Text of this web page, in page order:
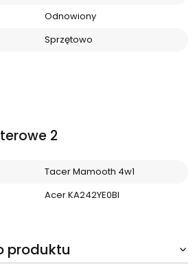
Odnowiony
Sprzętowo
2
Tacer Mamooth 4w1
Acer KA242YE0BI
produktu